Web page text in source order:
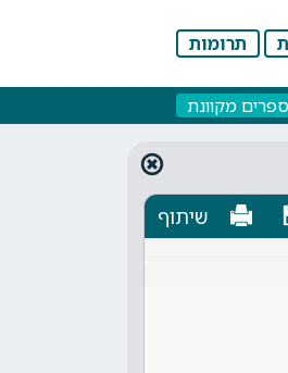
תרומות
מקוונת
שיתוף